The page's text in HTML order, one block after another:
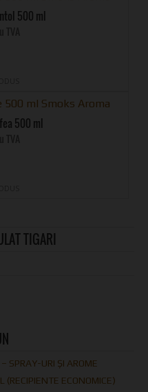
500 ml
500 ml
TIGARI
SPRAY-URI ȘI AROME
(RECIPIENTE ECONOMICE)